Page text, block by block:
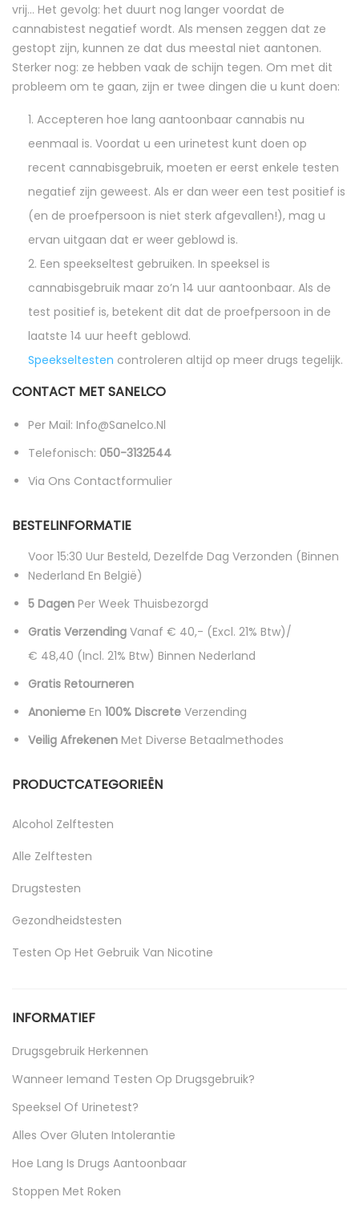
vrij… Het gevolg: het duurt nog langer voordat de
cannabistest negatief wordt. Als mensen zeggen dat ze
gestopt zijn, kunnen ze dat dus meestal niet aantonen.
Sterker nog: ze hebben vaak de schijn tegen. Om met dit
probleem om te gaan, zijn er twee dingen die u kunt doen:
Accepteren hoe lang aantoonbaar cannabis nu
eenmaal is. Voordat u een urinetest kunt doen op
recent cannabisgebruik, moeten er eerst enkele testen
negatief zijn geweest. Als er dan weer een test positief is
(en de proefpersoon is niet sterk afgevallen!), mag u
ervan uitgaan dat er weer geblowd is.
Een speekseltest gebruiken. In speeksel is
cannabisgebruik maar zo’n 14 uur aantoonbaar. Als de
test positief is, betekent dit dat de proefpersoon in de
laatste 14 uur heeft geblowd.
Speekseltesten controleren altijd op meer drugs tegelijk.
CONTACT MET SANELCO
Per Mail: Info@sanelco.nl
Telefonisch: 050-3132544
Via Ons Contactformulier
BESTELINFORMATIE
Voor 15:30 Uur Besteld, Dezelfde Dag Verzonden (binnen
Nederland En België)
5 Dagen Per Week Thuisbezorgd
Gratis Verzending Vanaf € 40,- (excl. 21% Btw)/
€ 48,40 (incl. 21% Btw) Binnen Nederland
Gratis Retourneren
Anonieme En 100% Discrete Verzending
Veilig Afrekenen Met Diverse Betaalmethodes
PRODUCTCATEGORIEËN
Alcohol Zelftesten
Alle Zelftesten
Drugstesten
Gezondheidstesten
Testen Op Het Gebruik Van Nicotine
INFORMATIEF
Drugsgebruik Herkennen
Wanneer Iemand Testen Op Drugsgebruik?
Speeksel Of Urinetest?
Alles Over Gluten Intolerantie
Hoe Lang Is Drugs Aantoonbaar
Stoppen Met Roken